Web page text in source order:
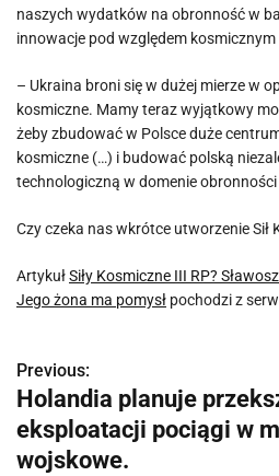
naszych wydatków na obronność w
innowacje pod względem kosmicznym
– Ukraina broni się w dużej mierze w
kosmiczne. Mamy teraz wyjątkowy
żeby zbudować w Polsce duże
kosmiczne (…) i budować polską
technologiczną w domenie
Czy czeka nas wkrótce utworzenie Sił
ArtykułSiły Kosmiczne III RP?
Jego żona ma pomysł pochodzi z
N
a
w
Previous:
Holandia planuje
eksploatacji pociągi w
wojskowe.